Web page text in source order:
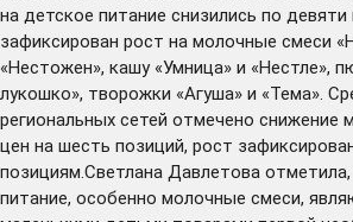
на детское питание снизились по
зафиксирован рост на молочные смеси
«Нестожен», кашу «Умница» и «Нестле»,
лукошко», творожки «Агуша» и «Тема».
региональных сетей отмечено снижение
цен на шесть позиций, рост
позициям.Светлана Давлетова
питание, особенно молочные смеси,